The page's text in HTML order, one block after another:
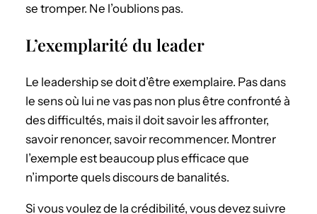
se tromper. Ne l’oublions pas.
L’exemplarité du leader
Le leadership se doit d’être exemplaire. Pas dans
le sens où lui ne vas pas non plus être confronté à
des difficultés, mais il doit savoir les affronter,
savoir renoncer, savoir recommencer. Montrer
l’exemple est beaucoup plus efficace que
n’importe quels discours de banalités.
Si vous voulez de la crédibilité, vous devez suivre